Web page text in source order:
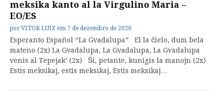
meksika kanto al la Virgulino Maria –
EO/ES
por VITOR LUIZ em 7 de dezembro de 2020
Esperanto Español “La Gvadalupa” El la ĉielo, dum bela
mateno (2x) La Gvadalupa, La Gvadalupa, La Gvadalupa
venis al Tepejak’ (2x) Ŝi, petante, kunigis la manojn (2x)
Estis meksikaj, estis meksikaj, Estis meksikaj…